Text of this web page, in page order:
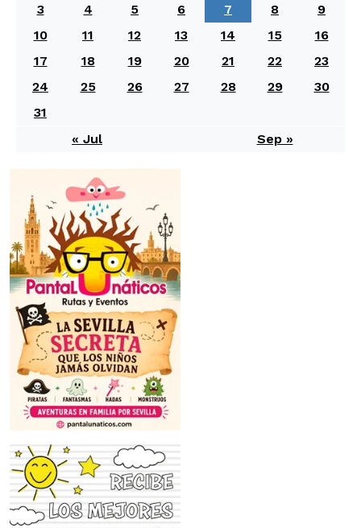
3
4 5 6 7 8
9
10
11 12 13 14 15
16
17
18 19 20 21 22
23
24
25 26 27 28 29
30
31
« Jul
Sep »